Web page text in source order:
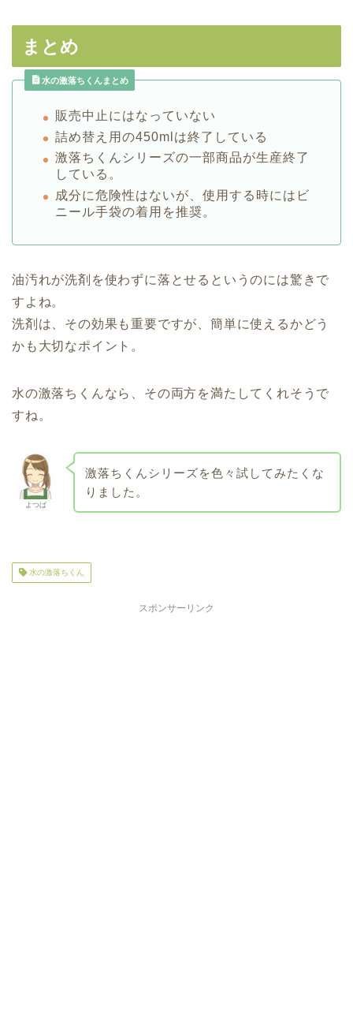
まとめ
水の激落ちくんまとめ
販売中止にはなっていない
詰め替え用の450mlは終了している
激落ちくんシリーズの一部商品が生産終了
している。
成分に危険性はないが、使用する時にはビ
ニール手袋の着用を推奨。
油汚れが洗剤を使わずに落とせるというのには驚きで
すよね。
洗剤は、その効果も重要ですが、簡単に使えるかどう
かも大切なポイント。
水の激落ちくんなら、その両方を満たしてくれそうで
すね。
よつば
激落ちくんシリーズを色々試してみたくな
りました。
水の激落ちくん
スポンサーリンク